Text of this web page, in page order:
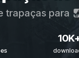
trapaças para